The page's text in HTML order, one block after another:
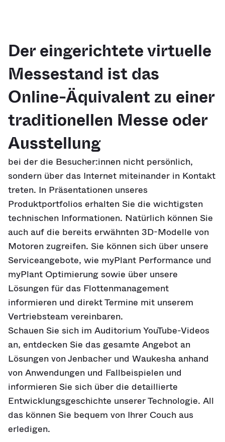
Der eingerichtete virtuelle
Messestand ist das
Online-Äquivalent zu einer
traditionellen Messe oder
Ausstellung
bei der die Besucher:innen nicht persönlich,
sondern über das Internet miteinander in Kontakt
treten. In Präsentationen unseres
Produktportfolios erhalten Sie die wichtigsten
technischen Informationen. Natürlich können Sie
auch auf die bereits erwähnten 3D-Modelle von
Motoren zugreifen. Sie können sich über unsere
Serviceangebote, wie myPlant Performance und
myPlant Optimierung sowie über unsere
Lösungen für das Flottenmanagement
informieren und direkt Termine mit unserem
Vertriebsteam vereinbaren.
Schauen Sie sich im Auditorium YouTube-Videos
an, entdecken Sie das gesamte Angebot an
Lösungen von Jenbacher und Waukesha anhand
von Anwendungen und Fallbeispielen und
informieren Sie sich über die detaillierte
Entwicklungsgeschichte unserer Technologie. All
das können Sie bequem von Ihrer Couch aus
erledigen.